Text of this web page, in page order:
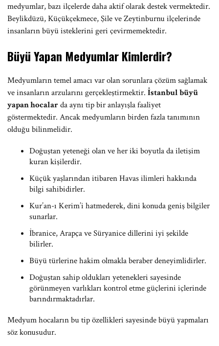
medyumlar, bazı ilçelerde daha aktif olarak destek vermektedir.
Beylikdüzü, Küçükçekmece, Şile ve Zeytinburnu ilçelerinde
insanların büyü isteklerini geri çevirmemektedir.
Büyü Yapan Medyumlar Kimlerdir?
Medyumların temel amacı var olan sorunlara çözüm sağlamak
ve insanların arzularını gerçekleştirmektir. İstanbul büyü
yapan hocalarda aynı tip bir anlayışla faaliyet
göstermektedir. Ancak medyumların birden fazla tanımının
olduğu bilinmelidir.
Doğuştan yeteneği olan ve her iki boyutla da iletişim
kuran kişilerdir.
Küçük yaşlarından itibaren Havas ilimleri hakkında
bilgi sahibidirler.
Kur’an-ı Kerim’i hatmederek, dini konuda geniş bilgiler
sunarlar.
İbranice, Arapça ve Süryanice dillerini iyi şekilde
bilirler.
Büyü türlerine hakim olmakla beraber deneyimlidirler.
Doğuştan sahip oldukları yetenekleri sayesinde
görünmeyen varlıkları kontrol etme güçlerini içlerinde
barındırmaktadırlar.
Medyum hocaların bu tip özellikleri sayesinde büyü yapmaları
söz konusudur.